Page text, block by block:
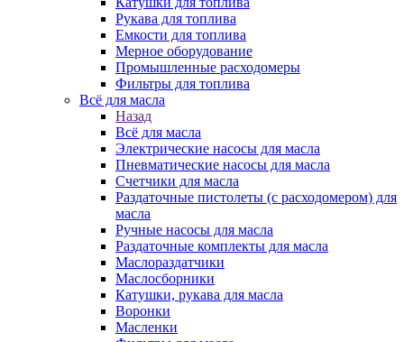
Рукава для топлива
Емкости для топлива
Мерное оборудование
Промышленные расходомеры
Фильтры для топлива
Всё для масла
Назад
Всё для масла
Электрические насосы для масла
Пневматические насосы для масла
Счетчики для масла
Раздаточные пистолеты (с расходомером) для
масла
Ручные насосы для масла
Раздаточные комплекты для масла
Маслораздатчики
Маслосборники
Катушки, рукава для масла
Воронки
Масленки